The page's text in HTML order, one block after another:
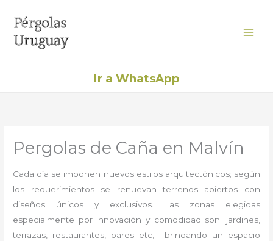
contenido
Ir a WhatsApp
Pergolas de Caña en Malvín
Cada día se imponen nuevos estilos arquitectónicos; según
los requerimientos se renuevan terrenos abiertos con
diseños únicos y exclusivos. Las zonas elegidas
especialmente por innovación y comodidad son: jardines,
terrazas, restaurantes, bares etc, brindando un espacio